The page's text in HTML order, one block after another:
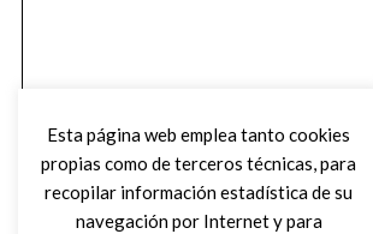
Esta página web emplea tanto cookies
propias como de terceros técnicas, para
recopilar información estadística de su
navegación por Internet y para